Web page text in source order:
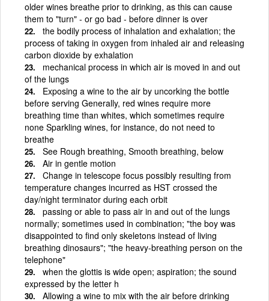
older wines breathe prior to drinking, as this can cause
them to "turn" - or go bad - before dinner is over
the bodily process of inhalation and exhalation; the
process of taking in oxygen from inhaled air and releasing
carbon dioxide by exhalation
mechanical process in which air is moved in and out
of the lungs
Exposing a wine to the air by uncorking the bottle
before serving Generally, red wines require more
breathing time than whites, which sometimes require
none Sparkling wines, for instance, do not need to
breathe
See Rough breathing, Smooth breathing, below
Air in gentle motion
Change in telescope focus possibly resulting from
temperature changes incurred as HST crossed the
day/night terminator during each orbit
passing or able to pass air in and out of the lungs
normally; sometimes used in combination; "the boy was
disappointed to find only skeletons instead of living
breathing dinosaurs"; "the heavy-breathing person on the
telephone"
when the glottis is wide open; aspiration; the sound
expressed by the letter h
Allowing a wine to mix with the air before drinking